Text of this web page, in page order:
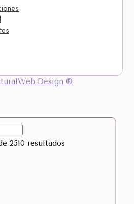
Design ®
2510 resultados